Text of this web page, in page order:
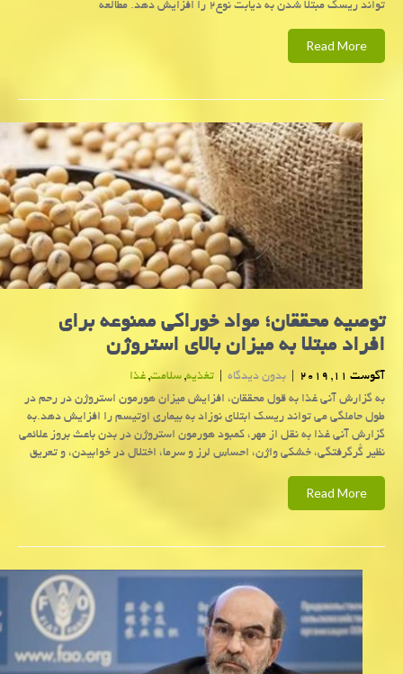
تواند ریسك مبتلا شدن به دیابت نوع۲ را افزایش دهد. مطالعه
Read More
توصیه محققان؛ مواد خوراكی ممنوعه برای
افراد مبتلا به میزان بالای استروژن
آگوست 11, 2019 | بدون دیدگاه | تغذیه,سلامت,غذا
به گزارش آنی غذا به قول محققان، افزایش میزان هورمون استروژن در رحم در
طول حاملگی می تواند ریسك ابتلای نوزاد به بیماری اوتیسم را افزایش دهد.به
گزارش آنی غذا به نقل از مهر، كمبود هورمون استروژن در بدن باعث بروز علائمی
نظیر گُرگرفتگی، خشكی واژن، احساس لرز و سرما، اختلال در خوابیدن، و تعریق
Read More